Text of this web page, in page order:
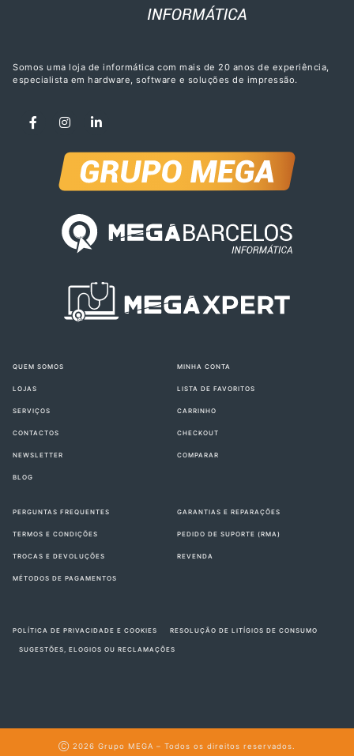
Somos uma loja de informática com mais de 20 anos de experiência,
especialista em hardware, software e soluções de impressão.
QUEM SOMOS
LOJAS
SERVIÇOS
CONTACTOS
NEWSLETTER
BLOG
MINHA CONTA
LISTA DE FAVORITOS
CARRINHO
CHECKOUT
COMPARAR
PERGUNTAS FREQUENTES
TERMOS E CONDIÇÕES
TROCAS E DEVOLUÇÕES
MÉTODOS DE PAGAMENTOS
GARANTIAS E REPARAÇÕES
PEDIDO DE SUPORTE (RMA)
REVENDA
POLÍTICA DE PRIVACIDADE E COOKIES RESOLUÇÃO DE LITÍGIOS DE CONSUMO
SUGESTÕES, ELOGIOS OU RECLAMAÇÕES
Ⓒ 2026 Grupo MEGA – Todos os direitos reservados.